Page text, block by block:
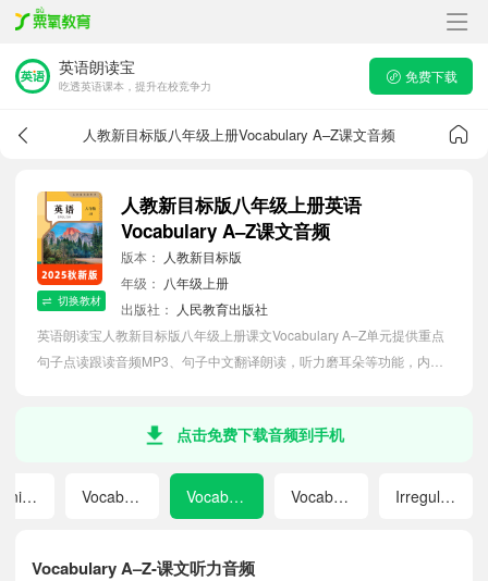
英语朗读宝
吃透英语课本，提升在校竞争力
免费下载
人教新目标版八年级上册Vocabulary A–Z课文音频
切换教材
人教新目标版八年级上册英语
Vocabulary A–Z课文音频
版本：
人教新目标版
年级： 八年级上册
出版社：
人民教育出版社
英语朗读宝人教新目标版八年级上册课文Vocabulary A–Z单元提供重点
句子点读跟读音频MP3、句子中文翻译朗读，听力磨耳朵等功能，内容
点击免费下载音频到手机
Vocabulary A–Z-课文听力音频
Listening Scripts Vocabulary in Each Unit Vocabulary A–Z Vocabulary from Primary School Irregular Verbs